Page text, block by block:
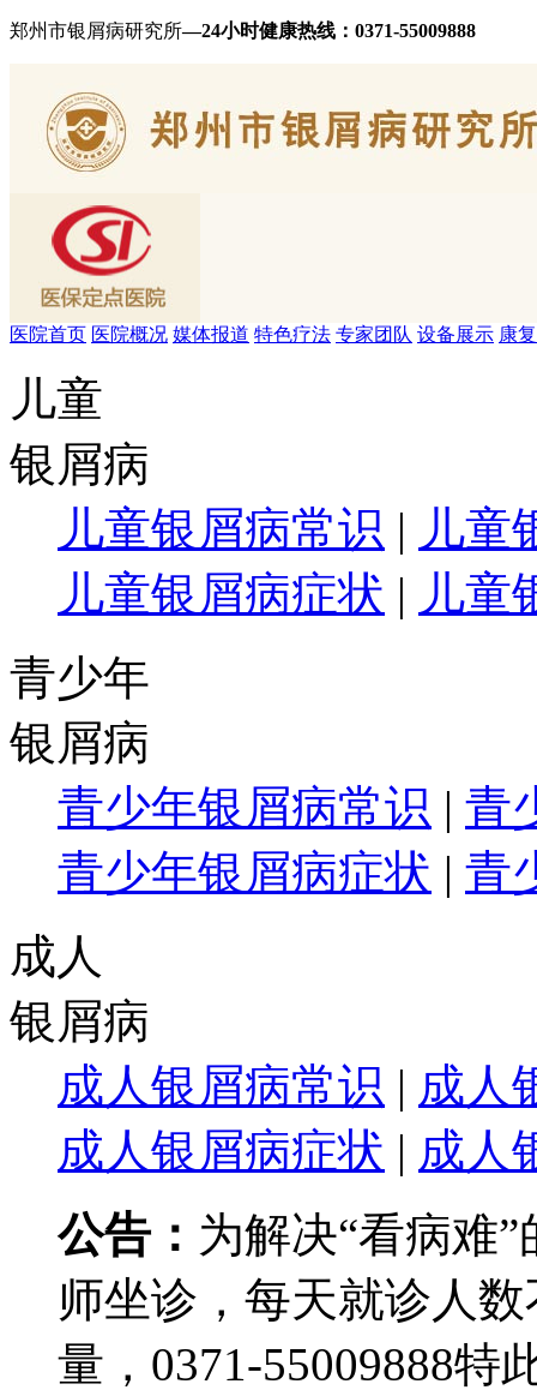
郑州市银屑病研究所—24小时健康热线： 0371-55009888
医院首页 医院概况 媒体报道 特色疗法 专家团队 设备展示 康
儿童
银屑病
儿童银屑病常识 | 儿童
儿童银屑病症状 | 儿童
青少年
银屑病
青少年银屑病常识 | 青
青少年银屑病症状 | 青
成人
银屑病
成人银屑病常识 | 成人
成人银屑病症状 | 成人
公告： 为解决“看病难
师坐诊，每天就诊人
量，0371-55009888特